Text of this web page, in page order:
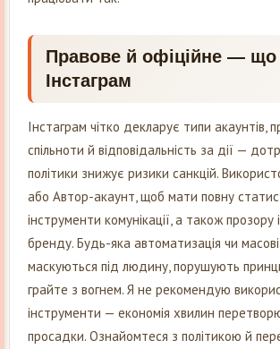
Правове й офіційне — що
Інстаграм
Інстаграм чітко декларує типи акаунтів,
спільноти й відповідальність за дії —
політики знижує ризики санкцій.
або Автор-акаунт, щоб мати повну
інструменти комунікації, а також прозору
бренду. Будь-яка автоматизація чи
маскуються під людину, порушують
грайте з вогнем. Я не рекомендую
інструменти — економія хвилин
просадки. Ознайомтеся з політикою й